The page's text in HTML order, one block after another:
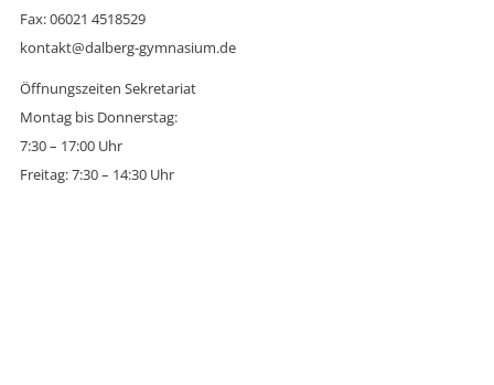
Fax: 06021 4518529
kontakt@dalberg-gymnasium.de
Öffnungszeiten Sekretariat
Montag bis Donnerstag:
7:30 – 17:00 Uhr
Freitag: 7:30 – 14:30 Uhr